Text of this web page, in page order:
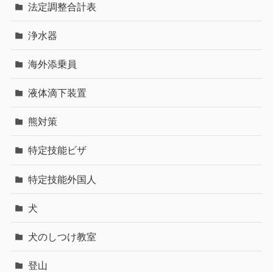
法定調整合計表
浄水器
海外添乗員
液体滴下装置
熊対策
特定技能ビザ
特定技能外国人
犬
犬のしつけ教室
登山